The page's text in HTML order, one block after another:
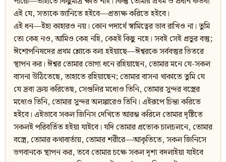
এই যে, সত্যকে জানিতে হইবে—প্রত্যক্ষ করিতে হইবে।
এই ধন—ইহা কাহারও নয়। কোন পদার্থে স্বামিত্বের ভাব রাখিও না। তুমি
তো কেহ নও, আমিও কেহ নহি, কেহই কিছু নহে। সবই সেই প্রভুর বস্তু;
ঈশোপনিষদের প্রথম শ্লোকে বলা হইয়াছে—ঈশ্বরকে সর্ববস্তুর ভিতরে
স্থাপন কর। ঈশ্বর তোমার ভোগ্য ধনে রহিয়াছেন, তোমার মনে যে-সকল
বাসনা উঠিতেছে, তাহাতে রহিয়াছেন; তোমার বাসনা থাকাতে তুমি যে
যে দ্রব্য ক্রয় করিতেছ, সেগুলির মধ্যেও তিনি, তোমার সুন্দর বস্ত্রের
মধ্যেও তিনি, তোমার সুন্দর অলঙ্কারেও তিনি। এইরূপে চিন্তা করিতে
হইবে। এইভাবে সকল জিনিস দেখিতে আরম্ভ করিলে তোমার দৃষ্টিতে
সকলই পরিবর্তিত হইয়া যাইবে। যদি তোমার প্রত্যেক চালচলনে, তোমার
বস্ত্রে, তোমার কথাবার্তায়, তোমার শরীরে—আকৃতিতে, সকল জিনিসে
ভগবানকে স্থাপন কর, তবে তোমার চক্ষে সকল দৃশ্য বদলাইয়া যাইবে